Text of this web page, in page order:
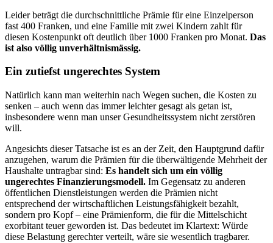
Leider beträgt die durchschnittliche Prämie für eine Einzelperson
fast 400 Franken, und eine Familie mit zwei Kindern zahlt für
diesen Kostenpunkt oft deutlich über 1000 Franken pro Monat. Das
ist also völlig unverhältnismässig.
Ein zutiefst ungerechtes System
Natürlich kann man weiterhin nach Wegen suchen, die Kosten zu
senken – auch wenn das immer leichter gesagt als getan ist,
insbesondere wenn man unser Gesundheitssystem nicht zerstören
will.
Angesichts dieser Tatsache ist es an der Zeit, den Hauptgrund dafür
anzugehen, warum die Prämien für die überwältigende Mehrheit der
Haushalte untragbar sind: Es handelt sich um ein völlig
ungerechtes Finanzierungsmodell. Im Gegensatz zu anderen
öffentlichen Dienstleistungen werden die Prämien nicht
entsprechend der wirtschaftlichen Leistungsfähigkeit bezahlt,
sondern pro Kopf – eine Prämienform, die für die Mittelschicht
exorbitant teuer geworden ist. Das bedeutet im Klartext: Würde
diese Belastung gerechter verteilt, wäre sie wesentlich tragbarer.